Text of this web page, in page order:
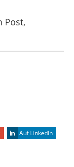
Post,
Auf LinkedIn